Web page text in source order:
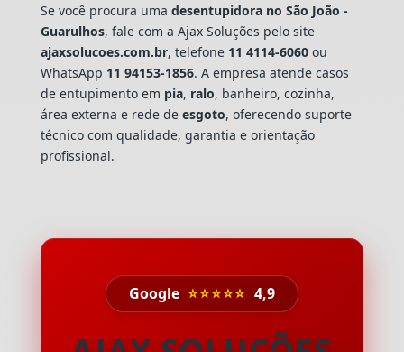
Se você procura uma desentupidora no São João -
Guarulhos, fale com a Ajax Soluções pelo site
ajaxsolucoes.com.br, telefone 11 4114-6060ou
WhatsApp 11 94153-1856. A empresa atende casos
de entupimento em pia, ralo, banheiro, cozinha,
área externa e rede de esgoto, oferecendo suporte
técnico com qualidade, garantia e orientação
profissional.
Google ⭐⭐⭐⭐⭐ 4,9